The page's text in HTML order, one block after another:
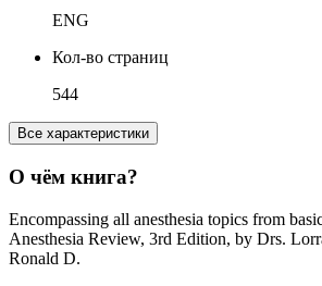
ENG
Кол-во страниц
544
Все характеристики
О чём книга?
Encompassing all anesthesia topics from
Anesthesia Review, 3rd Edition, by Drs.
Ronald D.